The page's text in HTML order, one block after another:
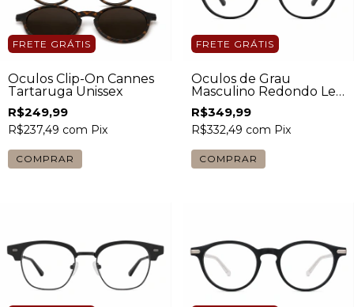
FRETE GRÁTIS
Óculos Clip-On Cannes
Tartaruga Unissex
R$249,99
R$237,49 com Pix
FRETE GRÁTIS
Óculos de Grau
Masculino Redondo Levi
Preto Fosco
R$349,99
R$332,49 com Pix